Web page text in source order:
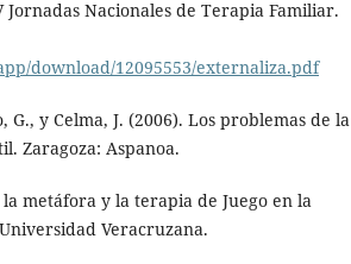
Jornadas Nacionales de Terapia Familiar.
download/12095553/externaliza.pdf
G., y Celma, J. (2006). Los problemas de la
Zaragoza: Aspanoa.
metáfora y la terapia de Juego en la
Veracruzana.